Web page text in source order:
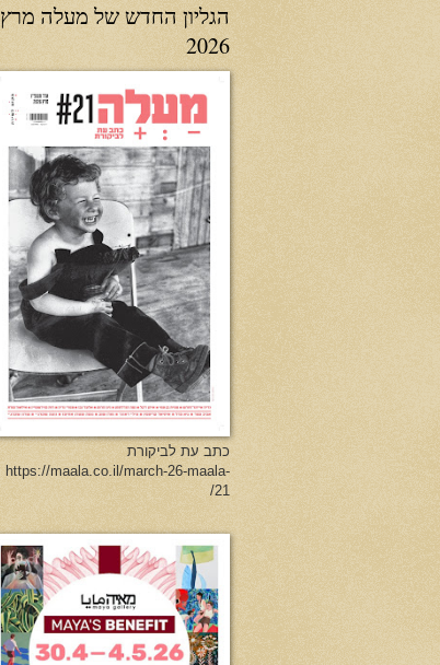
הגליון החדש של מעלה מרץ
2026
כתב עת לביקורת
https://maala.co.il/march-26-maala-
21/